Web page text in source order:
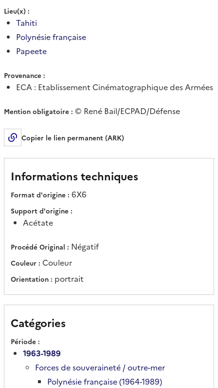
Lieu(x)
Tahiti
Polynésie française
Papeete
Provenance
ECA : Etablissement Cinématographique des Armées
Mention obligatoire © René Bail/ECPAD/Défense
Copier le lien permanent (ARK)
Informations techniques
Format d'origine 6X6
Support d'origine
Acétate
Procédé Original Négatif
Couleur Couleur
Orientation portrait
Catégories
Période
1963-1989
Forces de souveraineté / outre-mer
Polynésie française (1964-1989)